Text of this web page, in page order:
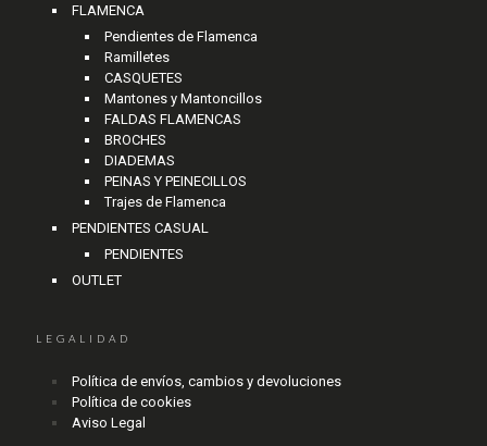
FLAMENCA
Pendientes de Flamenca
Ramilletes
CASQUETES
Mantones y Mantoncillos
FALDAS FLAMENCAS
BROCHES
DIADEMAS
PEINAS Y PEINECILLOS
Trajes de Flamenca
PENDIENTES CASUAL
PENDIENTES
OUTLET
LEGALIDAD
Política de envíos, cambios y devoluciones
Política de cookies
Aviso Legal